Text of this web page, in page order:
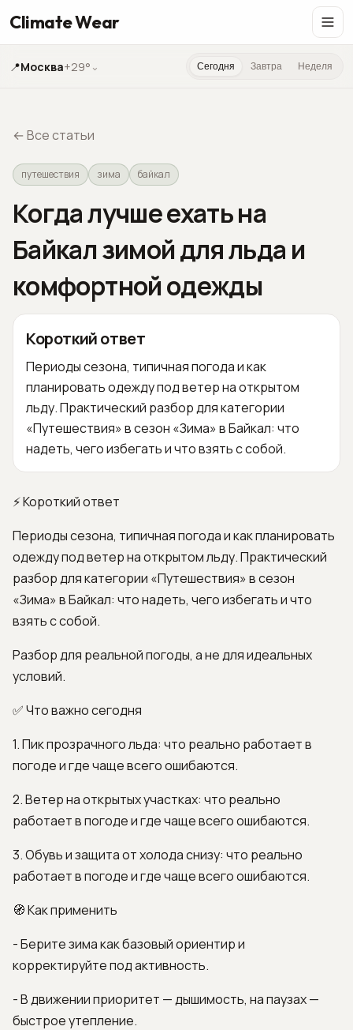
Climate Wear
📍Москва+29° ⌄ Сегодня Завтра Неделя
←Все статьи
путешествия зима байкал
Когда лучше ехать на
Байкал зимой для льда и
комфортной одежды
Короткий ответ
Периоды сезона, типичная погода и как
планировать одежду под ветер на открытом
льду. Практический разбор для категории
«Путешествия» в сезон «Зима» в Байкал: что
надеть, чего избегать и что взять с собой.
⚡ Короткий ответ
Периоды сезона, типичная погода и как планировать
одежду под ветер на открытом льду. Практический
разбор для категории «Путешествия» в сезон
«Зима» в Байкал: что надеть, чего избегать и что
взять с собой.
Разбор для реальной погоды, а не для идеальных
условий.
✅ Что важно сегодня
1. Пик прозрачного льда: что реально работает в
погоде и где чаще всего ошибаются.
2. Ветер на открытых участках: что реально
работает в погоде и где чаще всего ошибаются.
3. Обувь и защита от холода снизу: что реально
работает в погоде и где чаще всего ошибаются.
🧭 Как применить
- Берите зима как базовый ориентир и
корректируйте под активность.
- В движении приоритет — дышимость, на паузах —
быстрое утепление.